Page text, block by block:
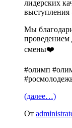
лидерских
выступления
Мы
проведением
смены❤️
#олимп
(далее…)
От